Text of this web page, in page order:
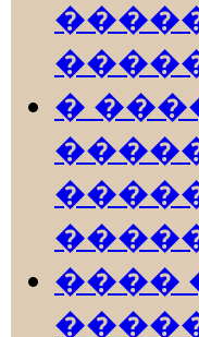
�
����